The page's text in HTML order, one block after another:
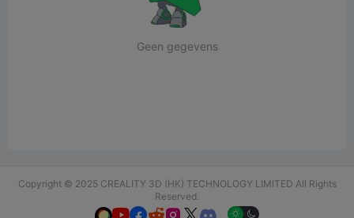
Geen gegevens
Copyright © 2025 CREALITY 3D (HK) TECHNOLOGY LIMITED All Rights
Reserved.
   